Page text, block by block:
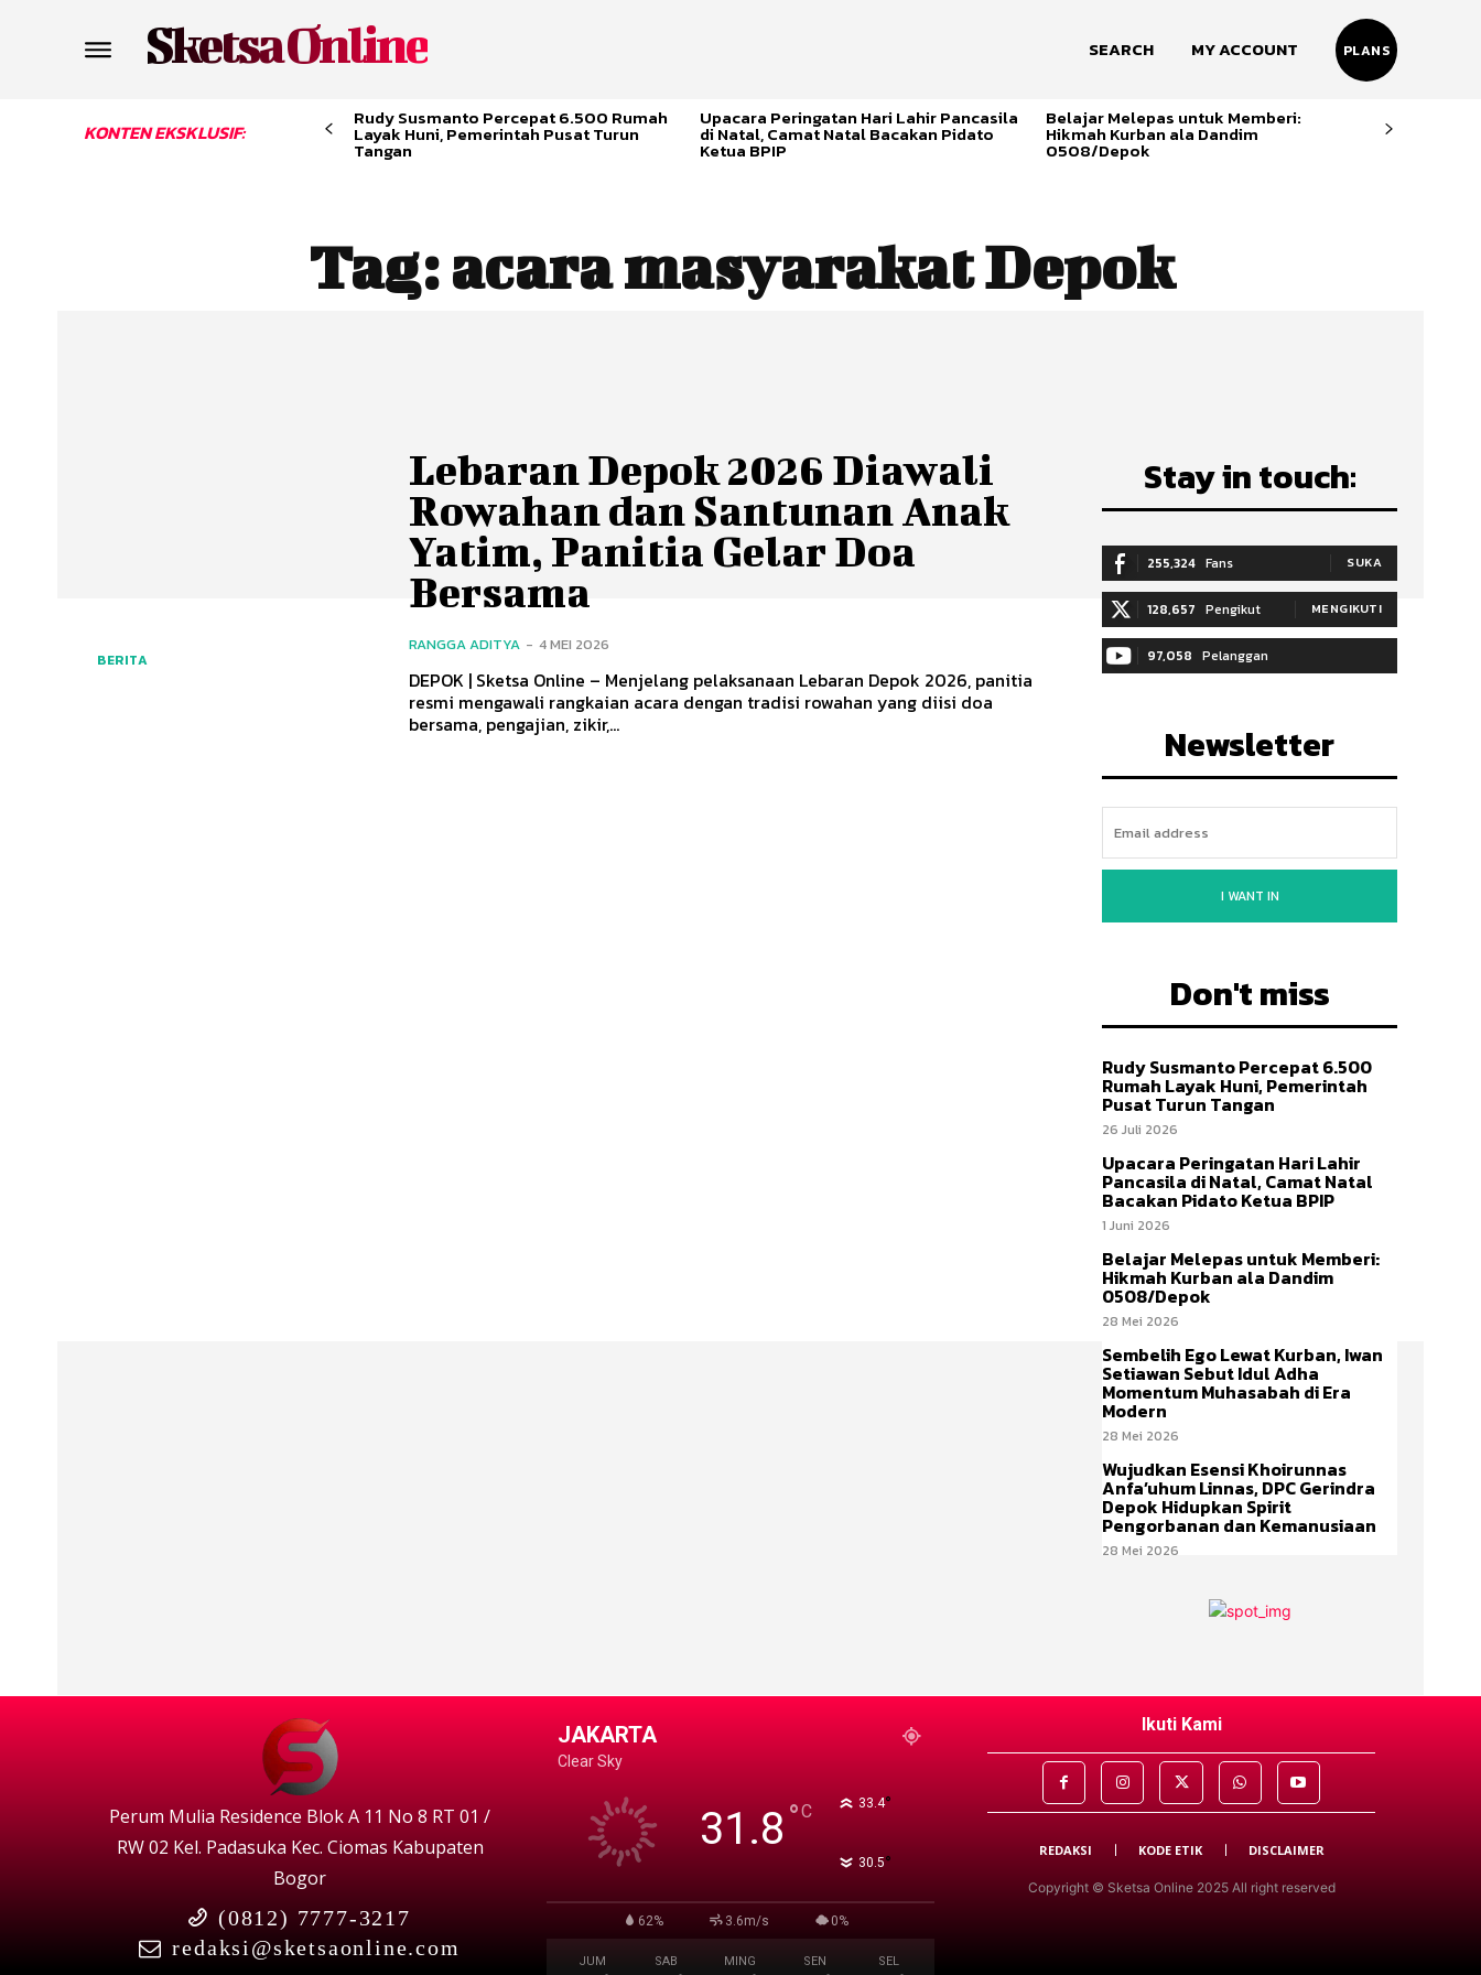
Sketsa Online SEARCH MY ACCOUNT PLANS
KONTEN EKSKLUSIF:
Rudy Susmanto Percepat 6.500 Rumah
Layak Huni, Pemerintah Pusat Turun
Tangan
Upacara Peringatan Hari Lahir Pancasila
di Natal, Camat Natal Bacakan Pidato
Ketua BPIP
Belajar Melepas untuk Memberi:
Hikmah Kurban ala Dandim
0508/Depok
Tag:acara masyarakat Depok
BERITA
Lebaran Depok 2026 Diawali
Rowahan dan Santunan Anak
Yatim, Panitia Gelar Doa
Bersama
RANGGA ADITYA - 4 MEI 2026
DEPOK | Sketsa Online – Menjelang pelaksanaan Lebaran Depok 2026, panitia
resmi mengawali rangkaian acara dengan tradisi rowahan yang diisi doa
bersama, pengajian, zikir,...
Stay in touch:
255,324 Fans SUKA
128,657 Pengikut MENGIKUTI
97,058 Pelanggan
Newsletter
I WANT IN
Don't miss
Rudy Susmanto Percepat 6.500
Rumah Layak Huni, Pemerintah
Pusat Turun Tangan
26 Juli 2026
Upacara Peringatan Hari Lahir
Pancasila di Natal, Camat Natal
Bacakan Pidato Ketua BPIP
1 Juni 2026
Belajar Melepas untuk Memberi:
Hikmah Kurban ala Dandim
0508/Depok
28 Mei 2026
Sembelih Ego Lewat Kurban, Iwan
Setiawan Sebut Idul Adha
Momentum Muhasabah di Era
Modern
28 Mei 2026
Wujudkan Esensi Khoirunnas
Anfa’uhum Linnas, DPC Gerindra
Depok Hidupkan Spirit
Pengorbanan dan Kemanusiaan
28 Mei 2026
Perum Mulia Residence Blok A 11 No 8 RT 01 /
RW 02 Kel. Padasuka Kec. Ciomas Kabupaten
Bogor
(0812) 7777-3217
redaksi@sketsaonline.com
JAKARTA
Clear Sky
31.8°C 33.4°
30.5°
62% 3.6m/s 0%
JUM SAB MING SEN SEL
Ikuti Kami
REDAKSI KODE ETIK DISCLAIMER
Copyright © Sketsa Online 2025 All right reserved